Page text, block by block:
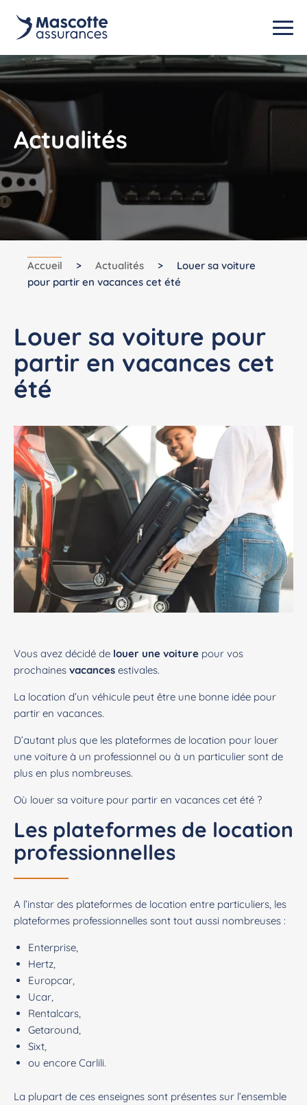
Actualités
Accueil > Actualités > Louer sa voiture
pour partir en vacances cet été
Louer sa voiture pour
partir en vacances cet
été
Vous avez décidé de louer une voiture pour vos
prochaines vacances estivales.
La location d’un véhicule peut être une bonne idée pour
partir en vacances.
D’autant plus que les plateformes de location pour louer
une voiture à un professionnel ou à un particulier sont de
plus en plus nombreuses.
Où louer sa voiture pour partir en vacances cet été ?
Les plateformes de location
professionnelles
A l’instar des plateformes de location entre particuliers, les
plateformes professionnelles sont tout aussi nombreuses :
Enterprise,
Hertz,
Europcar,
Ucar,
Rentalcars,
Getaround,
Sixt,
ou encore Carlili.
La plupart de ces enseignes sont présentes sur l’ensemble